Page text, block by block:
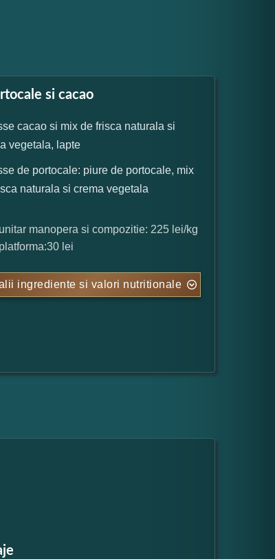
si cacao
cacao si mix de frisca naturala si
vegetala, lapte
de portocale: piure de portocale, mix
naturala si crema vegetala
manopera si compozitie: 225 lei/kg
lei
ingrediente si valori nutritionale